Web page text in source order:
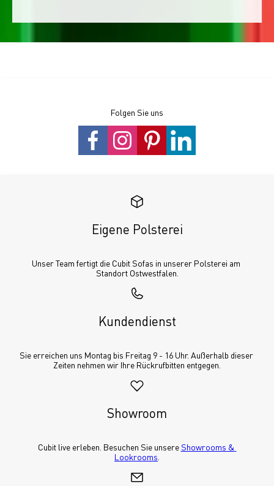
Folgen Sie uns
Eigene Polsterei
Unser Team fertigt die Cubit Sofas in unserer Polsterei am
Standort Ostwestfalen.
Kundendienst
Sie erreichen uns Montag bis Freitag 9 - 16 Uhr. Außerhalb dieser
Zeiten nehmen wir Ihre Rückrufbitten entgegen.
Showroom
Cubit live erleben. Besuchen Sie unsere Showrooms &
Lookrooms